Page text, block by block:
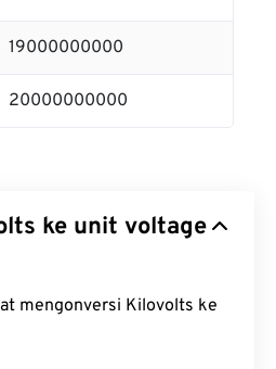
19000000000
20000000000
ke unit voltage
mengonversi Kilovolts ke